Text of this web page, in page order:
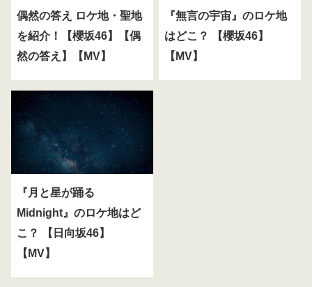
偶然の答え ロケ地・聖地
を紹介！【櫻坂46】【偶
然の答え】【MV】
『無言の宇宙』のロケ地
はどこ？ 【櫻坂46】
【MV】
『月と星が踊る
Midnight』のロケ地はど
こ？ 【日向坂46】
【MV】